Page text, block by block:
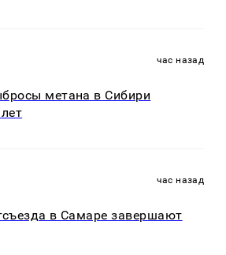
час назад
метана в Сибири
час назад
в Самаре завершают